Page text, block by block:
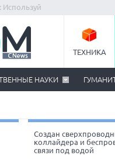
Используй
ТЕХНИКА
НАУКИ
Создан
коллайдера и
связи под водой